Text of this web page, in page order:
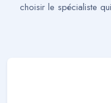
choisir le spécialiste